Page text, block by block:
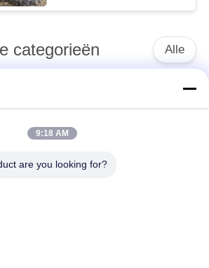
categorieën Alle
Zand Gevulde
9:18 AM
are you looking for?